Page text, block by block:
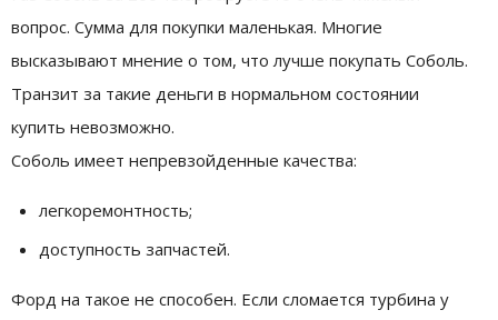
вопрос. Сумма для покупки маленькая. Многие
высказывают мнение о том, что лучше покупать Соболь.
Транзит за такие деньги в нормальном состоянии
купить невозможно.
Соболь имеет непревзойденные качества:
легкоремонтность;
доступность запчастей.
Форд на такое не способен. Если сломается турбина у